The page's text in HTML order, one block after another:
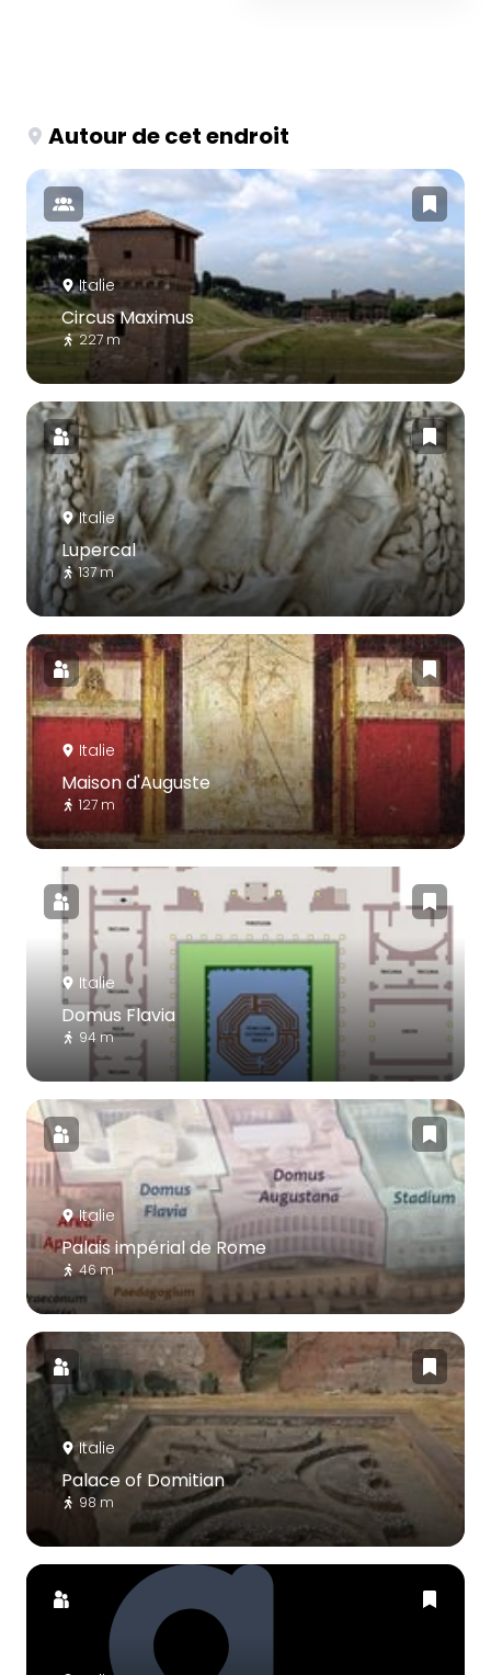
Autour de cet endroit
Italie
Circus Maximus
227 m
Italie
Lupercal
137 m
Italie
Maison d'Auguste
127 m
Italie
Domus Flavia
94 m
Italie
Palais impérial de Rome
46 m
Italie
Palace of Domitian
98 m